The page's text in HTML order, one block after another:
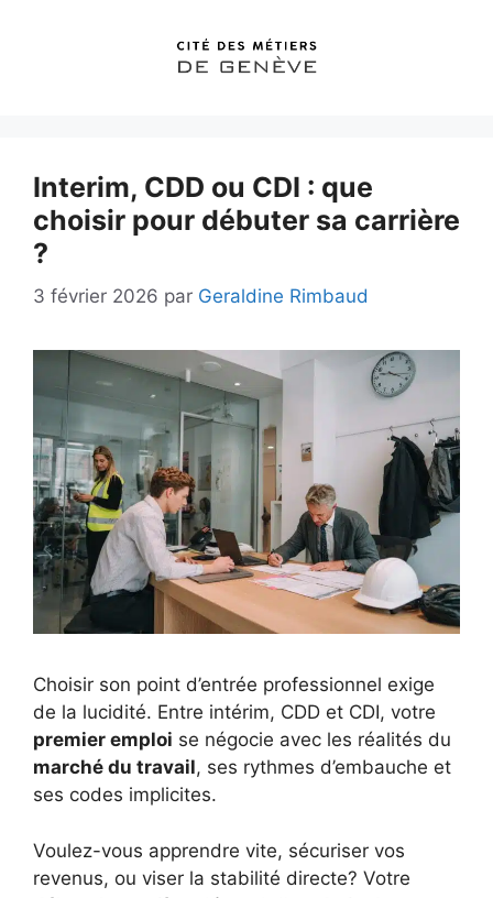
Interim, CDD ou CDI : que
choisir pour débuter sa carrière
?
3 février 2026 par Geraldine Rimbaud
Choisir son point d’entrée professionnel exige
de la lucidité. Entre intérim, CDD et CDI, votre
premier emploi se négocie avec les réalités du
marché du travail, ses rythmes d’embauche et
ses codes implicites.
Voulez-vous apprendre vite, sécuriser vos
revenus, ou viser la stabilité directe? Votre